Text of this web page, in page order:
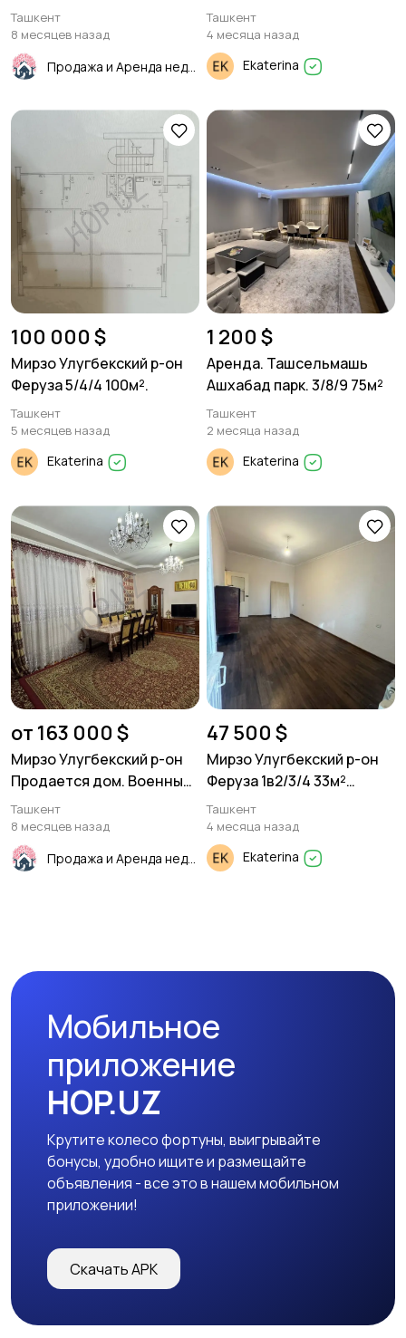
Ташкент
8 месяцев назад
Road 67м² 2/6/10
Ташкент
4 месяца назад
Ekaterina
100 000 $
Мирзо Улугбекский р-он
Феруза 5/4/4 100м².
Ташкент
5 месяцев назад
Ekaterina
1 200 $
Аренда. Ташсельмашь
Ашхабад парк. 3/8/9 75м²
Ташкент
2 месяца назад
Ekaterina
от 163 000 $
Мирзо Улугбекский р-он
Продается дом. Военный
госпиталь Инха. 3 уровня.
137м²
Ташкент
8 месяцев назад
47 500 $
Мирзо Улугбекский р-он
Феруза 1в2/3/4 33м²
Панель.
Ташкент
4 месяца назад
Ekaterina
Мобильное
приложение
HOP.UZ
Крутите колесо фортуны, выигрывайте
бонусы, удобно ищите и размещайте
объявления - все это в нашем мобильном
приложении!
Скачать APK